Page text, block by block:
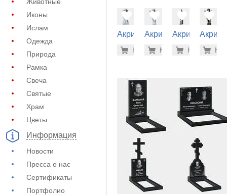
Иконы
Ислам
Одежда
Природа
Рамка
Свеча
Святые
Храм
Цветы
Информация
Новости
Пресса о нас
Сертификаты
Портфолио
Акрил на
(62-304)
-7% 50.400
Купить
Акрил на
(62-220)
-7%
Купить
Акрил на
(62-104)
-
Купить
Акрил
(62-